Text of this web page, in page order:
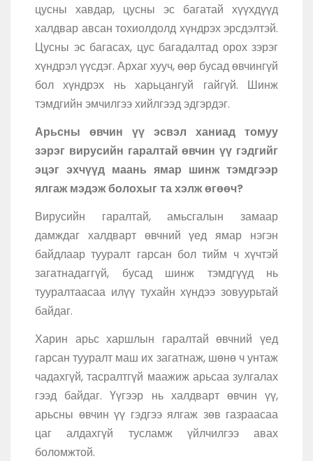
цусны хавдар, цусны эс багатай хүүхдүүд
халдвар авсан тохиолдолд хүндрэх эрсдэлтэй.
Цусны эс багасах, цус багадалтад орох зэрэг
хүндрэл үүсдэг. Архаг хууч, өөр бусад өвчингүй
бол хүндрэх нь харьцангуй гайгүй. Шинж
тэмдгийн эмчилгээ хийлгээд эдгэрдэг.
Арьсны өвчин үү эсвэл ханиад томуу
зэрэг вирусийн гаралтай өвчин үү гэдгийг
эцэг эхчүүд маань ямар шинж тэмдгээр
ялгаж мэдэж болохыг та хэлж өгөөч?
Вирусийн гаралтай, амьсгалын замаар
дамждаг халдварт өвчний үед ямар нэгэн
байдлаар тууралт гарсан бол тийм ч хүчтэй
загатнадаггүй, бусад шинж тэмдгүүд нь
тууралтаасаа илүү тухайн хүндээ зовуурьтай
байдаг.
Харин арьс харшлын гаралтай өвчний үед
гарсан тууралт маш их загатнаж, шөнө ч унтаж
чадахгүй, тасралтгүй маажиж арьсаа зулгалах
гээд байдаг. Үүгээр нь халдварт өвчин үү,
арьсны өвчин үү гэдгээ ялгаж зөв газраасаа
цаг алдахгүй тусламж үйлчилгээ авах
боломжтой.